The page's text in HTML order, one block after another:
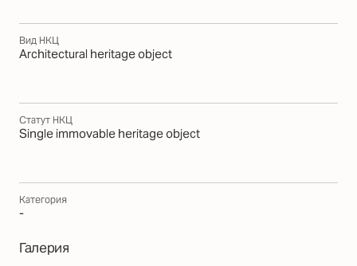
Вид НКЦ
Architectural heritage object
Статут НКЦ
Single immovable heritage object
Категория
-
Галерия